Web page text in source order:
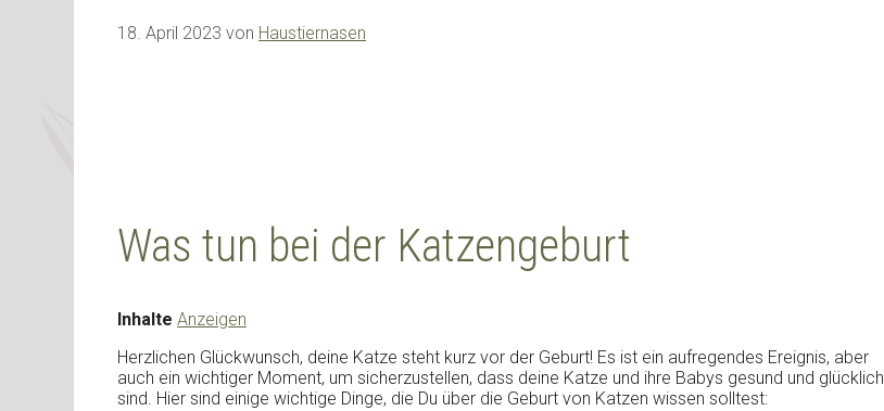
18. April 2023 von Haustiernasen
Was tun bei der Katzengeburt
Inhalte Anzeigen
Herzlichen Glückwunsch, deine Katze steht kurz vor der Geburt! Es ist ein aufregendes Ereignis, aber
auch ein wichtiger Moment, um sicherzustellen, dass deine Katze und ihre Babys gesund und glücklich
sind. Hier sind einige wichtige Dinge, die Du über die Geburt von Katzen wissen solltest: